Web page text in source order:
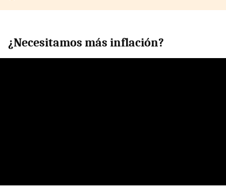
¿Necesitamos más inflación?